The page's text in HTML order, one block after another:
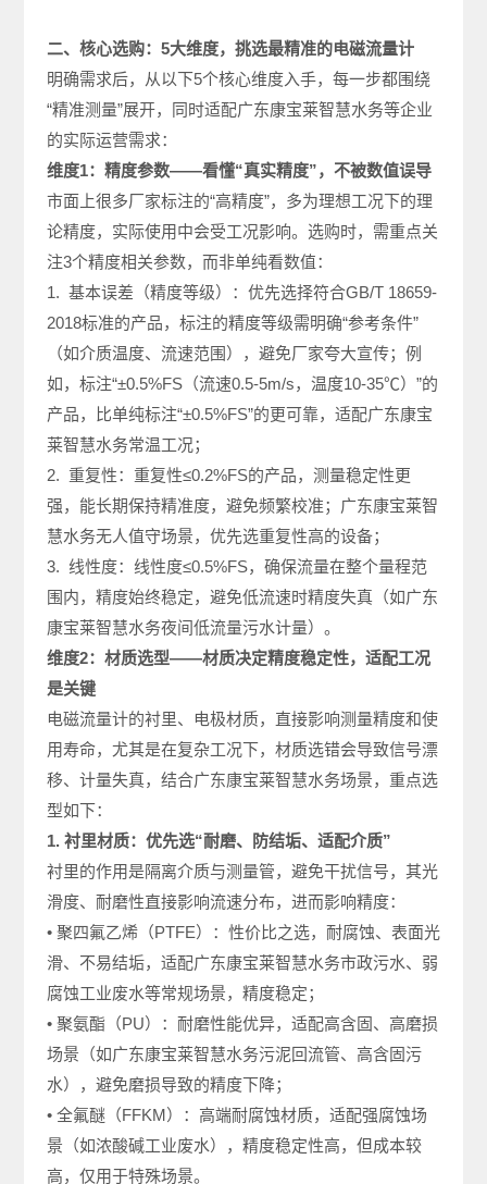
二、核心选购：5大维度，挑选最精准的电磁流量计
明确需求后，从以下5个核心维度入手，每一步都围绕
“精准测量”展开，同时适配广东康宝莱智慧水务等企业
的实际运营需求：
维度1：精度参数——看懂“真实精度”，不被数值误导
市面上很多厂家标注的“高精度”，多为理想工况下的理
论精度，实际使用中会受工况影响。选购时，需重点关
注3个精度相关参数，而非单纯看数值：
1. 基本误差（精度等级）：优先选择符合GB/T 18659-
2018标准的产品，标注的精度等级需明确“参考条件”
（如介质温度、流速范围），避免厂家夸大宣传；例
如，标注“±0.5%FS（流速0.5-5m/s，温度10-35℃）”的
产品，比单纯标注“±0.5%FS”的更可靠，适配广东康宝
莱智慧水务常温工况；
2. 重复性：重复性≤0.2%FS的产品，测量稳定性更
强，能长期保持精准度，避免频繁校准；广东康宝莱智
慧水务无人值守场景，优先选重复性高的设备；
3. 线性度：线性度≤0.5%FS，确保流量在整个量程范
围内，精度始终稳定，避免低流速时精度失真（如广东
康宝莱智慧水务夜间低流量污水计量）。
维度2：材质选型——材质决定精度稳定性，适配工况
是关键
电磁流量计的衬里、电极材质，直接影响测量精度和使
用寿命，尤其是在复杂工况下，材质选错会导致信号漂
移、计量失真，结合广东康宝莱智慧水务场景，重点选
型如下：
1. 衬里材质：优先选“耐磨、防结垢、适配介质”
衬里的作用是隔离介质与测量管，避免干扰信号，其光
滑度、耐磨性直接影响流速分布，进而影响精度：
• 聚四氟乙烯（PTFE）：性价比之选，耐腐蚀、表面光
滑、不易结垢，适配广东康宝莱智慧水务市政污水、弱
腐蚀工业废水等常规场景，精度稳定；
• 聚氨酯（PU）：耐磨性能优异，适配高含固、高磨损
场景（如广东康宝莱智慧水务污泥回流管、高含固污
水），避免磨损导致的精度下降；
• 全氟醚（FFKM）：高端耐腐蚀材质，适配强腐蚀场
景（如浓酸碱工业废水），精度稳定性高，但成本较
高，仅用于特殊场景。